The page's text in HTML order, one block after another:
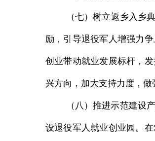
（七）树立返乡入乡
励，引导退役军人增强力
创业带动就业发展标杆，
兴方向，加大支持力度，做
（八）推进示范建设
设退役军人就业创业园。